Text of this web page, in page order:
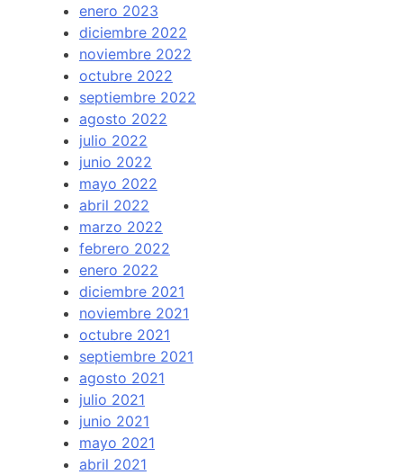
enero 2023
diciembre 2022
noviembre 2022
octubre 2022
septiembre 2022
agosto 2022
julio 2022
junio 2022
mayo 2022
abril 2022
marzo 2022
febrero 2022
enero 2022
diciembre 2021
noviembre 2021
octubre 2021
septiembre 2021
agosto 2021
julio 2021
junio 2021
mayo 2021
abril 2021